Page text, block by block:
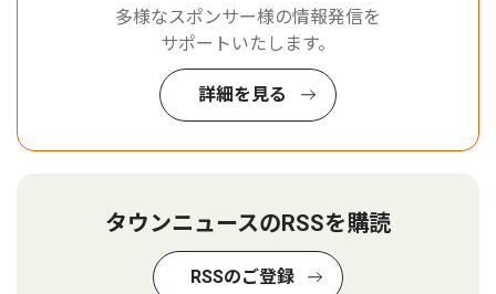
多様なスポンサー様の情報発信を
サポートいたします。
詳細を見る
タウンニュースのRSSを購読
RSSのご登録